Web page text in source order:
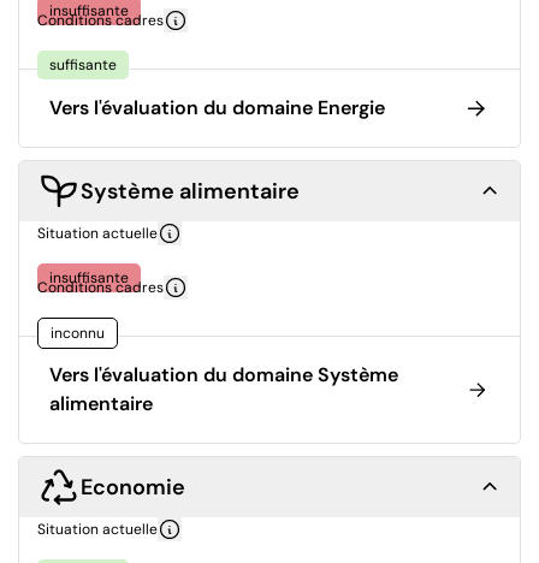
insuffisante
Conditions cadres
suffisante
Vers l'évaluation du domaine Energie
Système alimentaire
Situation actuelle
insuffisante
Conditions cadres
inconnu
Vers l'évaluation du domaine Système
alimentaire
Economie
Situation actuelle